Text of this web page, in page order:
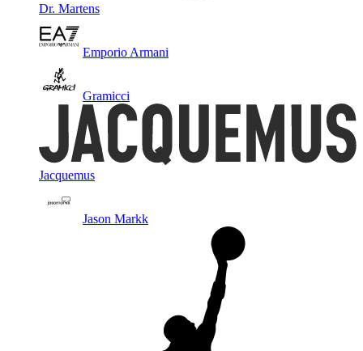
Dr. Martens
Emporio Armani
Gramicci
Jacquemus
Jason Markk